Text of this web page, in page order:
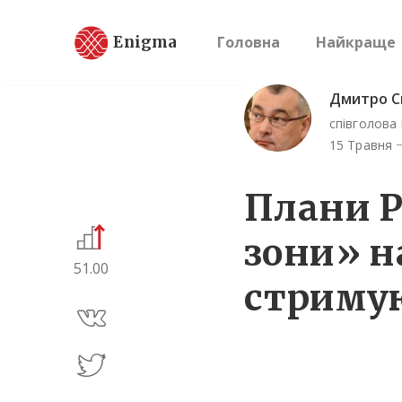
Enigma Головна Найкраще
51.00
Дмитро
15 Травня
Плани
зони»